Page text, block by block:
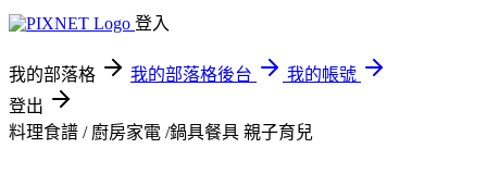
登入
我的部落格 我的部落格後台
我的帳號
登出
料理食譜 / 廚房家電 /鍋具餐具 親子育兒